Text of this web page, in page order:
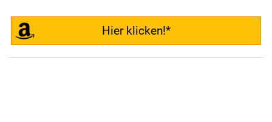
Hier klicken!*